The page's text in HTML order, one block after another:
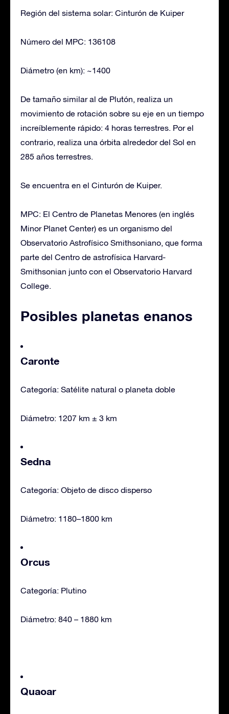
Región del sistema solar: Cinturón de Kuiper
Número del MPC: 136108
Diámetro (en km): ~1400
De tamaño similar al de Plutón, realiza un
movimiento de rotación sobre su eje en un tiempo
increíblemente rápido: 4 horas terrestres. Por el
contrario, realiza una órbita alrededor del Sol en
285 años terrestres.
Se encuentra en el Cinturón de Kuiper.
MPC: El Centro de Planetas Menores (en inglés
Minor Planet Center) es un organismo del
Observatorio Astrofísico Smithsoniano, que forma
parte del Centro de astrofísica Harvard-
Smithsonian junto con el Observatorio Harvard
College.
Posibles planetas enanos
Caronte
Categoría: Satélite natural o planeta doble
Diámetro: 1207 km ± 3 km
Sedna
Categoría: Objeto de disco disperso
Diámetro: 1180–1800 km
Orcus
Categoría: Plutino
Diámetro: 840 – 1880 km
Quaoar